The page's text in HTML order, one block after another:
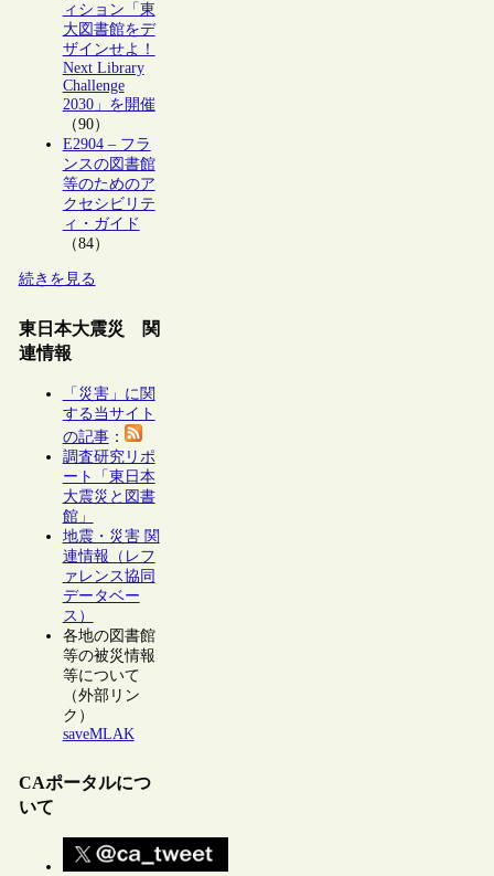
ィション「東
大図書館をデ
ザインせよ！
Next Library
Challenge
2030」を開催
（90）
E2904 – フラ
ンスの図書館
等のためのア
クセシビリテ
ィ・ガイド
（84）
続きを見る
東日本大震災 関
連情報
「災害」に関
する当サイト
の記事：
調査研究リポ
ート「東日本
大震災と図書
館」
地震・災害 関
連情報（レフ
ァレンス協同
データベー
ス）
各地の図書館
等の被災情報
等について
（外部リン
ク）
saveMLAK
CAポータルにつ
いて